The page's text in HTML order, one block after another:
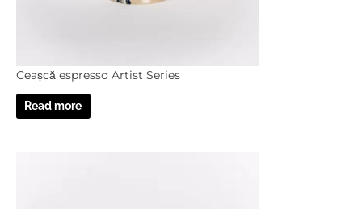
Ceașcă espresso Artist Series
Read more